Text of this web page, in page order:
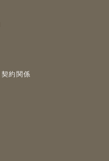
契約関係